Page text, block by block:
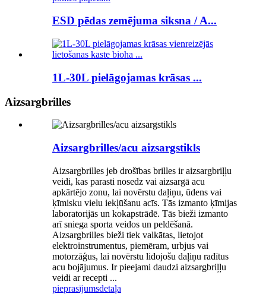
ESD pēdas zemējuma siksna / A...
1L-30L pielāgojamas krāsas ...
Aizsargbrilles
Aizsargbrilles/acu aizsargstikls
Aizsargbrilles jeb drošības brilles ir aizsargbriļļu
veidi, kas parasti nosedz vai aizsargā acu
apkārtējo zonu, lai novērstu daļiņu, ūdens vai
ķīmisku vielu iekļūšanu acīs. Tās izmanto ķīmijas
laboratorijās un kokapstrādē. Tās bieži izmanto
arī sniega sporta veidos un peldēšanā.
Aizsargbrilles bieži tiek valkātas, lietojot
elektroinstrumentus, piemēram, urbjus vai
motorzāģus, lai novērstu lidojošu daļiņu radītus
acu bojājumus. Ir pieejami daudzi aizsargbriļļu
veidi ar recepti ...
pieprasījumsdetaļa